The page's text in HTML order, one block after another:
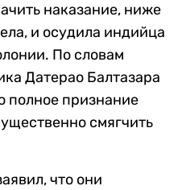
наказание, ниже
и осудила индийца
По словам
Датерао Балтазара
полное признание
смягчить
что они